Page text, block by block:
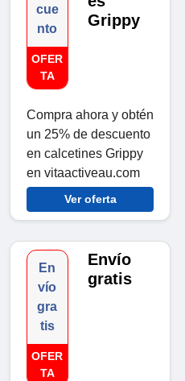
cue
nto
OFER
TA
Grippy
Compra ahora y obtén
un 25% de descuento
en calcetines Grippy
en vitaactiveau.com
Ver oferta
En
vío
gra
tis
OFER
TA
Envío
gratis